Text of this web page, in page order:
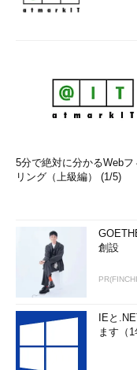
5分で絶対に分かるWebフ
リング（上級編） (1/5)
創設
IEと
ます（